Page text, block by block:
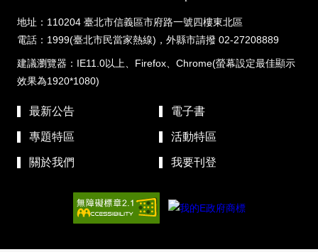
地址：110204 臺北市信義區市府路一號四樓東北區
電話：1999(臺北市民當家熱線)，外縣市請撥 02-27208889
建議瀏覽器：IE11.0以上、Firefox、Chrome(螢幕設定最佳顯示
效果為1920*1080)
最新公告 電子書
專題特區 活動特區
關於我們 我要刊登